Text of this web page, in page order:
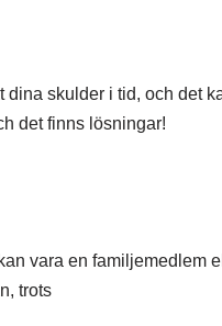
dina skulder i tid, och det
det finns lösningar!
vara en familjemedlem
trots